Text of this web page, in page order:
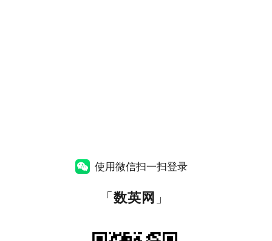
使用微信扫一扫登录
「数英网 」